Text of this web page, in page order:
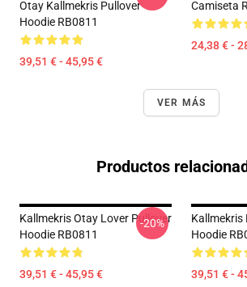
Otay Kallmekris Pullover
Hoodie RB0811
39,51 € - 45,95 €
Camiseta
24,38 € -
VER MÁS
Productos
Kallmekris Otay Lover Pullover
Hoodie RB0811
39,51 € - 45,95 €
-20%
Kallmekris
Hoodie
39,51 € -